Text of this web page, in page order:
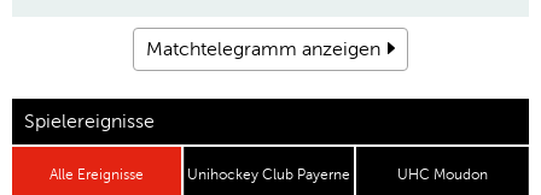
Matchtelegramm anzeigen
Spielereignisse
Alle Ereignisse Unihockey Club Payerne UHC Moudon